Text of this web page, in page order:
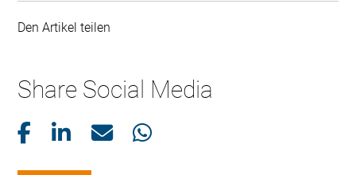
Den Artikel teilen
Share Social Media